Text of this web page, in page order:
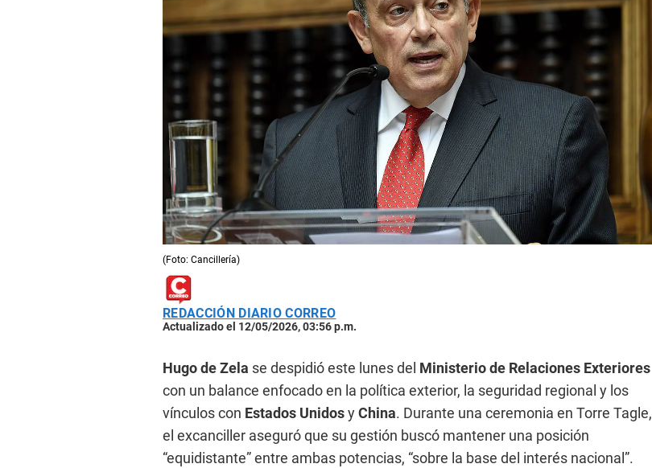
(Foto: Cancillería)
REDACCIÓN DIARIO CORREO
Actualizado el 12/05/2026, 03:56 p.m.
Hugo de Zela se despidió este lunes del Ministerio de Relaciones Exteriores
con un balance enfocado en la política exterior, la seguridad regional y los
vínculos con Estados UnidosyChina. Durante una ceremonia en Torre Tagle,
el excanciller aseguró que su gestión buscó mantener una posición
“equidistante” entre ambas potencias, “sobre la base del interés nacional”.